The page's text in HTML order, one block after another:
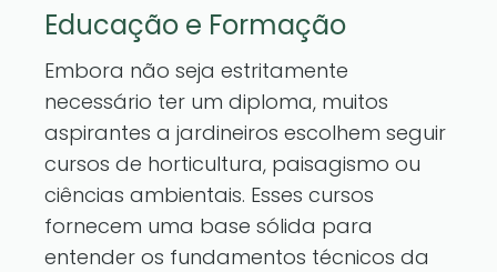
Educação e Formação
Embora não seja estritamente
necessário ter um diploma, muitos
aspirantes a jardineiros escolhem seguir
cursos de horticultura, paisagismo ou
ciências ambientais. Esses cursos
fornecem uma base sólida para
entender os fundamentos técnicos da